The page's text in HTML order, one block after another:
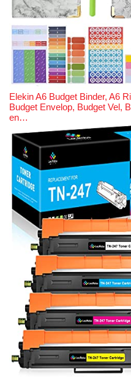
Elekin A6 Budget Binder, A6
Budget Envelop, Budget Vel,
en…